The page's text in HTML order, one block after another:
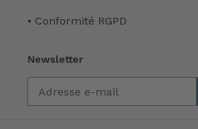
• Conformité RGPD
Newsletter